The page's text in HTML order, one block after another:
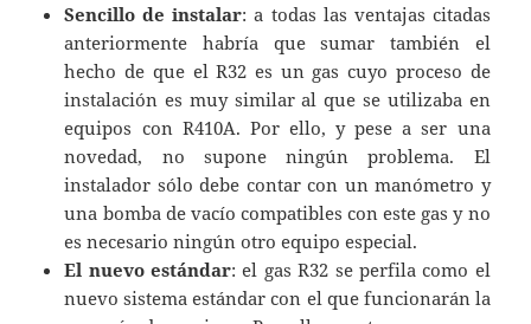
Sencillo de instalar: a todas las ventajas citadas
anteriormente habría que sumar también el
hecho de que el R32 es un gas cuyo proceso de
instalación es muy similar al que se utilizaba en
equipos con R410A. Por ello, y pese a ser una
novedad, no supone ningún problema. El
instalador sólo debe contar con un manómetro y
una bomba de vacío compatibles con este gas y no
es necesario ningún otro equipo especial.
El nuevo estándar: el gas R32 se perfila como el
nuevo sistema estándar con el que funcionarán la